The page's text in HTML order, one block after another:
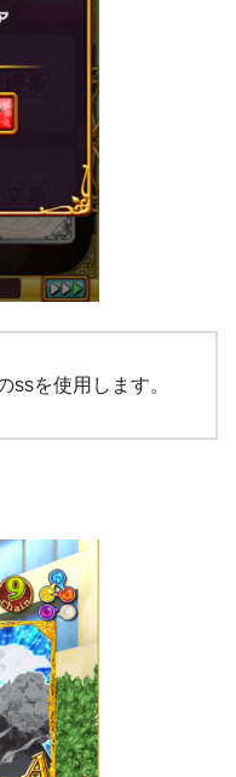
ssを使用します。